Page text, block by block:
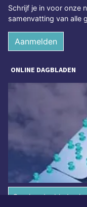
Schrijf je in voor onze
samenvatting van alle
Aanmelden
ONLINE DAGBLADEN
Overige dagbladen in